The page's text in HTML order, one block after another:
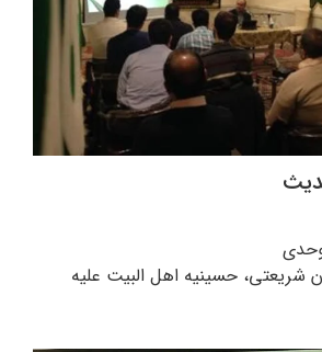
شریعتی، حسینیه اهل البیت علیه